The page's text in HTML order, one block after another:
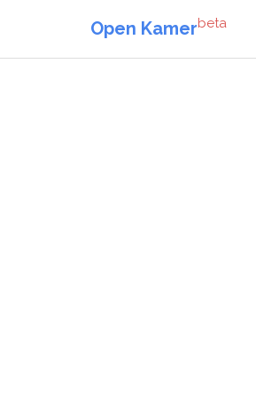
Open Kamerbeta